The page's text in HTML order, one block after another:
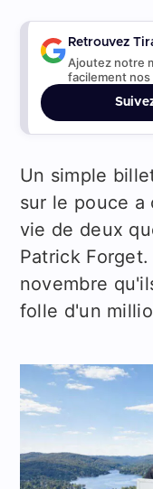
Retrouvez
Ajoutez notre
facilement
Un simple
sur le pouce a
vie de deux
Patrick
novembre
folle d'un